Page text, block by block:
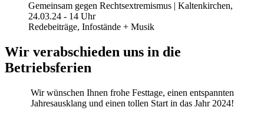
Gemeinsam gegen Rechtsextremismus | Kaltenkirchen,
24.03.24 - 14 Uhr
Redebeiträge, Infostände + Musik
Wir verabschieden uns in die
Betriebsferien
Wir wünschen Ihnen frohe Festtage, einen entspannten
Jahresausklang und einen tollen Start in das Jahr 2024!